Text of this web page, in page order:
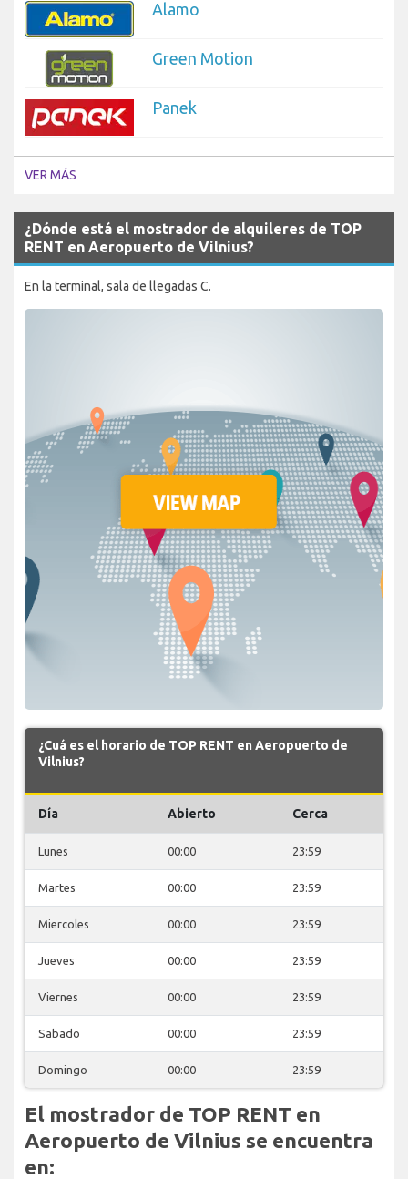
Alamo
Green Motion
Panek
VER MÁS
¿Dónde está el mostrador de alquileres de TOP
RENT en Aeropuerto de Vilnius?
En la terminal, sala de llegadas C.
¿Cuá es el horario de TOP RENT en Aeropuerto de
Vilnius?
Día Abierto Cerca
Lunes 00:00 23:59
Martes 00:00 23:59
Miercoles 00:00 23:59
Jueves 00:00 23:59
Viernes 00:00 23:59
Sabado 00:00 23:59
Domingo 00:00 23:59
El mostrador de TOP RENT en
Aeropuerto de Vilnius se encuentra
en: